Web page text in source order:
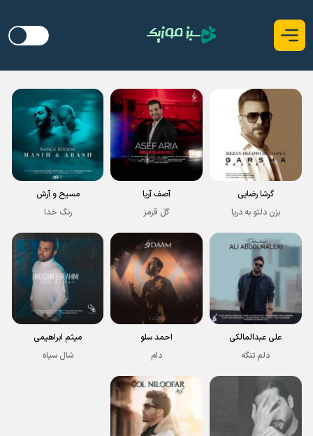
گرشا رضایی
بزن دلتو به دریا
آصف آریا
گل قرمز
مسیح و آرش
رنگ خدا
علی عبدالمالکی
دلم تنگه
احمد سلو
دام
میثم ابراهیمی
شال سیاه